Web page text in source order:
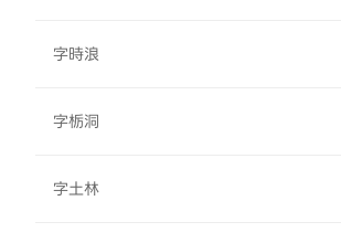
字時浪
字栃洞
字土林